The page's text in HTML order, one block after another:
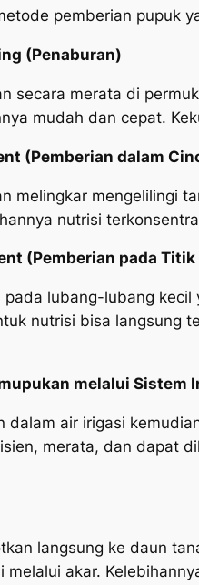
pemberian pupuk
(Penaburan)
secara merata di
mudah dan cepat.
(Pemberian dalam
melingkar mengelilingi
nutrisi
(Pemberian pada
pada lubang-lubang
nutrisi bisa langsung
melalui Sistem
dalam air irigasi
merata, dan dapat
langsung ke daun
melalui akar.